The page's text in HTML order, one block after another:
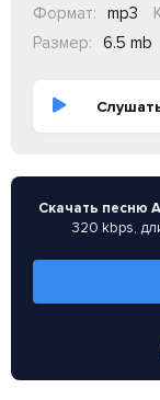
Формат: mp3
Размер:
6.5 mb
Скачать песню
320 kbps,